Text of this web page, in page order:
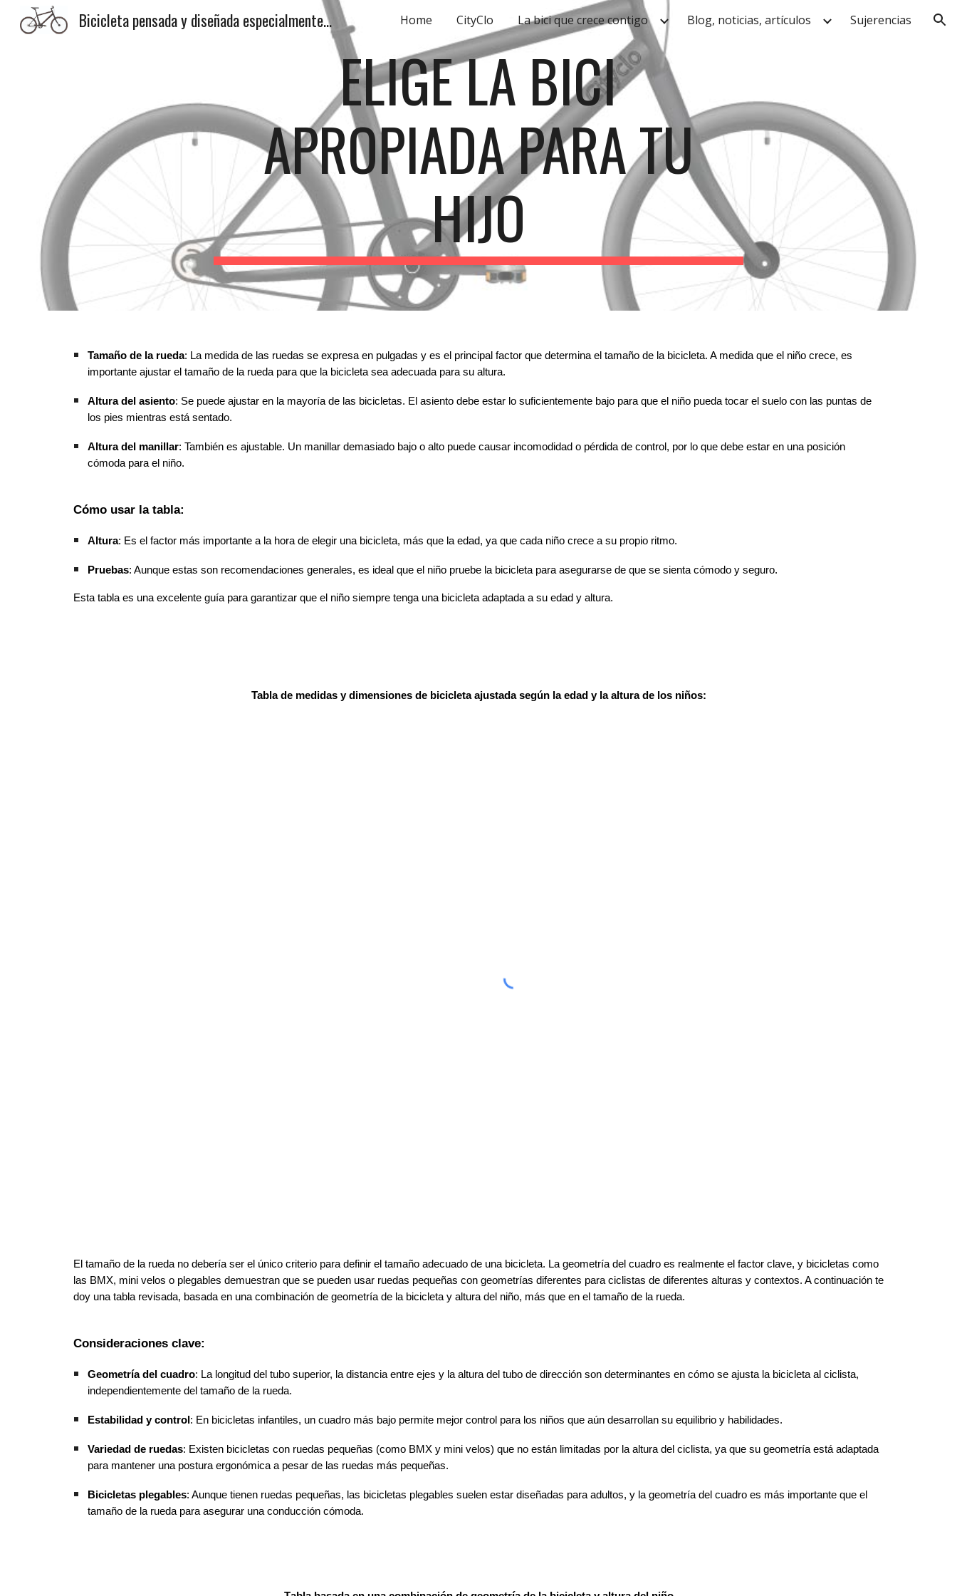
Skip to main content Skip to navigation
Bicicleta pensada y diseñada especialmente para la Movilidad Urbana. Home CityClo La bici que crece contigo Blog, noticias, artículos Sujerencias
ELIGE LA BICI
APROPIADA PARA TU
HIJO
Tamaño de la rueda: La medida de las ruedas se expresa en pulgadas y es el principal factor que determina el tamaño de la bicicleta. A medida que el niño crece, es
importante ajustar el tamaño de la rueda para que la bicicleta sea adecuada para su altura.
Altura del asiento: Se puede ajustar en la mayoría de las bicicletas. El asiento debe estar lo suficientemente bajo para que el niño pueda tocar el suelo con las puntas de
los pies mientras está sentado.
Altura del manillar: También es ajustable. Un manillar demasiado bajo o alto puede causar incomodidad o pérdida de control, por lo que debe estar en una posición
cómoda para el niño.
Cómo usar la tabla:
Altura: Es el factor más importante a la hora de elegir una bicicleta, más que la edad, ya que cada niño crece a su propio ritmo.
Pruebas: Aunque estas son recomendaciones generales, es ideal que el niño pruebe la bicicleta para asegurarse de que se sienta cómodo y seguro.
Esta tabla es una excelente guía para garantizar que el niño siempre tenga una bicicleta adaptada a su edad y altura.
Tabla de medidas y dimensiones de bicicleta ajustada según la edad y la altura de los niños:
El tamaño de la rueda no debería ser el único criterio para definir el tamaño adecuado de una bicicleta. La geometría del cuadro es realmente el factor clave, y bicicletas como
las BMX, mini velos o plegables demuestran que se pueden usar ruedas pequeñas con geometrías diferentes para ciclistas de diferentes alturas y contextos. A continuación te
doy una tabla revisada, basada en una combinación de geometría de la bicicleta y altura del niño, más que en el tamaño de la rueda.
Consideraciones clave:
Geometría del cuadro: La longitud del tubo superior, la distancia entre ejes y la altura del tubo de dirección son determinantes en cómo se ajusta la bicicleta al ciclista,
independientemente del tamaño de la rueda.
Estabilidad y control : En bicicletas infantiles, un cuadro más bajo permite mejor control para los niños que aún desarrollan su equilibrio y habilidades.
Variedad de ruedas: Existen bicicletas con ruedas pequeñas (como BMX y mini velos) que no están limitadas por la altura del ciclista, ya que su geometría está adaptada
para mantener una postura ergonómica a pesar de las ruedas más pequeñas.
Bicicletas plegables: Aunque tienen ruedas pequeñas, las bicicletas plegables suelen estar diseñadas para adultos, y la geometría del cuadro es más importante que el
tamaño de la rueda para asegurar una conducción cómoda.